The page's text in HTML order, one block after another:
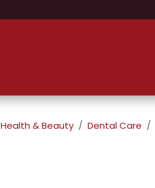
Health & Beauty Dental Care